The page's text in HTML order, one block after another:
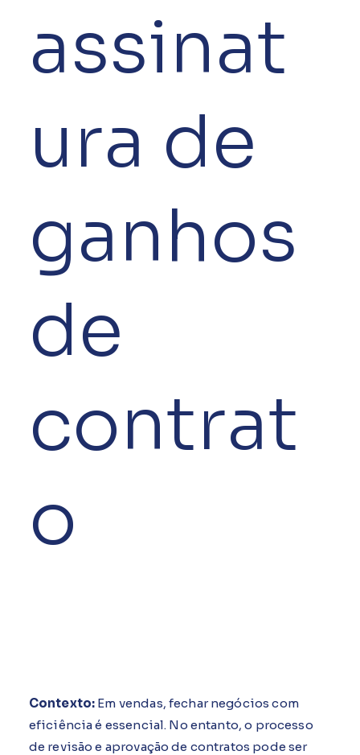
assinat
ura de
ganhos
de
contrat
o
Contexto: Em vendas, fechar negócios com
eficiência é essencial. No entanto, o processo
de revisão e aprovação de contratos pode ser